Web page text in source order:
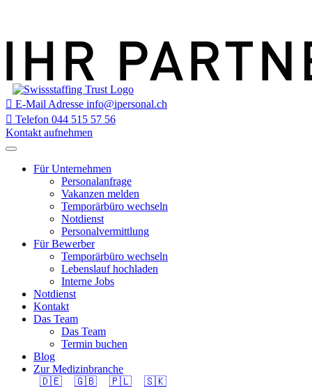
E-Mail Adresse info@ipersonal.ch
Telefon 044 515 57 56
Kontakt aufnehmen
Für Unternehmen
Personalanfrage
Vakanzen melden
Temporärbüro wechseln
Notdienst
Personalvermittlung
Für Bewerber
Temporärbüro wechseln
Lebenslauf hochladen
Interne Jobs
Notdienst
Kontakt
Das Team
Das Team
Termin buchen
Blog
Zur Medizinbranche
🇩🇪
🇬🇧 🇵🇱 🇸🇰